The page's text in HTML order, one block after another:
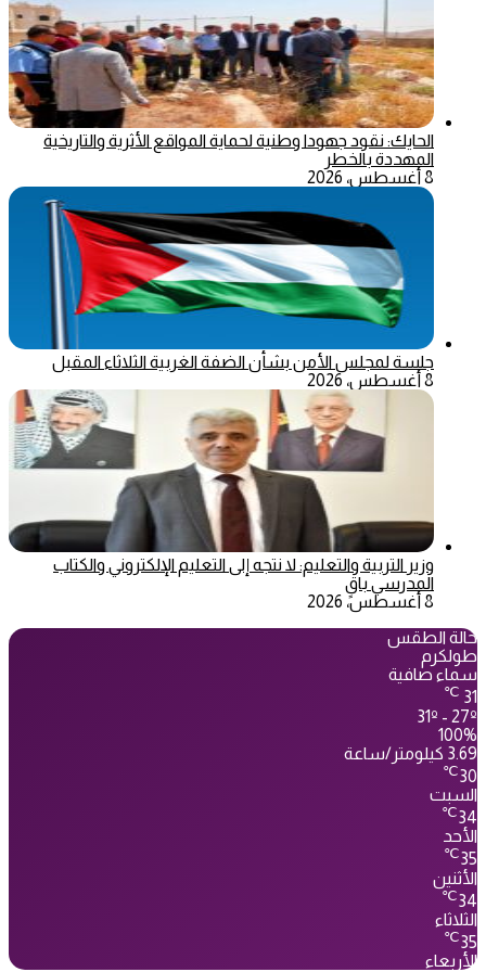
الحايك: نقود جهودا وطنية لحماية المواقع الأثرية والتاريخية
المهددة بالخطر
8 أغسطس، 2026
جلسة لمجلس الأمن بشأن الضفة الغربية الثلاثاء المقبل
8 أغسطس، 2026
وزير التربية والتعليم: لا نتجه إلى التعليم الإلكتروني والكتاب
المدرسي باقٍ
8 أغسطس، 2026
حالة الطقس
طولكرم
سماء صافية
31
℃
31º - 27º
100%
3.69 كيلومتر/ساعة
30
℃
السبت
34
℃
الأحد
35
℃
الأثنين
34
℃
الثلاثاء
35
℃
الأربعاء